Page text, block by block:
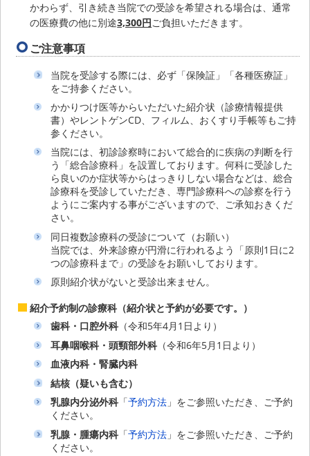
かわらず、引き続き当院での受診を希望される場合は、通常
の医療費の他に別途3,300円ご負担いただきます。
ご注意事項
当院を受診する際には、必ず「保険証」「各種医療証」
をご持参ください。
かかりつけ医等からいただいた紹介状（診療情報提供
書）やレントゲンCD、フィルム、おくすり手帳等もご持
参ください。
当院には、初診診察時において総合的に疾病の判断を行
う「総合診療科」を設置しております。何科に受診した
ら良いのか症状等からはっきりしない場合などは、総合
診療科を受診していただき、専門診療科への診察を行う
ようにご案内する事がございますので、ご承知おきくだ
さい。
同日複数診療科の受診について（お願い）
当院では、外来診療が円滑に行われるよう「原則1日に2
つの診療科まで」の受診をお願いしております。
原則紹介状がないと受診出来ません。
紹介予約制の診療科（紹介状と予約が必要です。）
歯科・口腔外科 （令和5年4月1日より）
耳鼻咽喉科・頭頸部外科 （令和6年5月1日より）
血液内科・腎臓内科
結核（疑いも含む）
乳腺内分泌外科 「予約方法 」をご参照いただき、ご予約
ください。
乳腺・腫瘍内科 「予約方法 」をご参照いただき、ご予約
ください。